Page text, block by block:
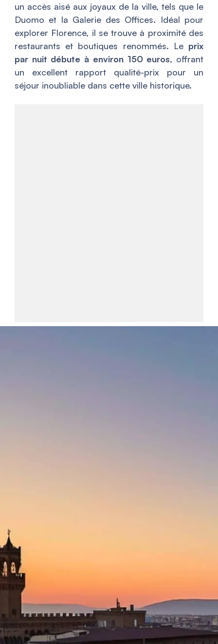
un accès aisé aux joyaux de la ville, tels que le
Duomo et la Galerie des Offices. Idéal pour
explorer Florence, il se trouve à proximité des
restaurants et boutiques renommés. Le prix
par nuit débute à environ 150 euros, offrant
un excellent rapport qualité-prix pour un
séjour inoubliable dans cette ville historique.